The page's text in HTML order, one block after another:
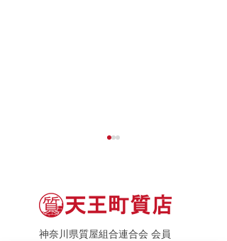
神奈川県質屋組合連合会 会員